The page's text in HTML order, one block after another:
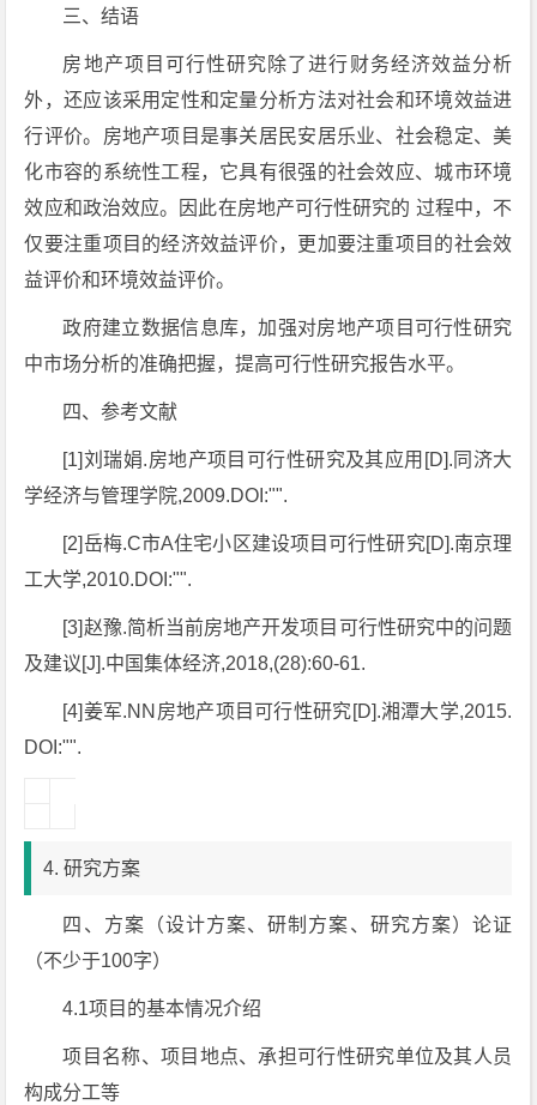
三、结语
房地产项目可行性研究除了进行财务经济效益分析
外，还应该采用定性和定量分析方法对社会和环境效益进
行评价。房地产项目是事关居民安居乐业、社会稳定、美
化市容的系统性工程，它具有很强的社会效应、城市环境
效应和政治效应。因此在房地产可行性研究的 过程中，不
仅要注重项目的经济效益评价，更加要注重项目的社会效
益评价和环境效益评价。
政府建立数据信息库，加强对房地产项目可行性研究
中市场分析的准确把握，提高可行性研究报告水平。
四、参考文献
[1]刘瑞娟.房地产项目可行性研究及其应用[D].同济大
学经济与管理学院,2009.DOI:"".
[2]岳梅.C市A住宅小区建设项目可行性研究[D].南京理
工大学,2010.DOI:"".
[3]赵豫.简析当前房地产开发项目可行性研究中的问题
及建议[J].中国集体经济,2018,(28):60-61.
[4]姜军.NN房地产项目可行性研究[D].湘潭大学,2015.
DOI:"".
4. 研究方案
四、方案（设计方案、研制方案、研究方案）论证
（不少于100字）
4.1项目的基本情况介绍
项目名称、项目地点、承担可行性研究单位及其人员
构成分工等